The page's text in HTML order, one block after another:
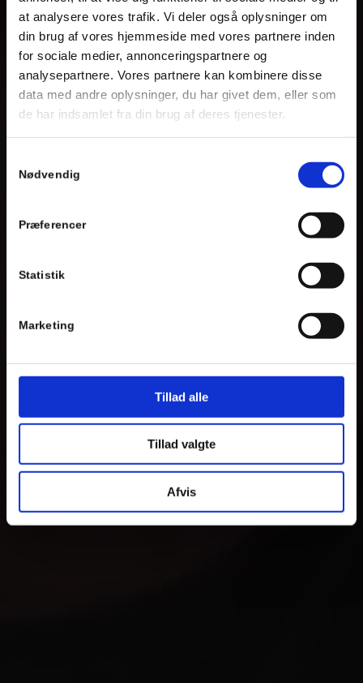
at analysere vores trafik. Vi deler også oplysninger om
din brug af vores hjemmeside med vores partnere inden
for sociale medier, annonceringspartnere og
analysepartnere. Vores partnere kan kombinere disse
data med andre oplysninger, du har givet dem, eller som
de har indsamlet fra din brug af deres tjenester.
Nødvendig
Præferencer
Statistik
Marketing
Tillad alle
Tillad valgte
Afvis